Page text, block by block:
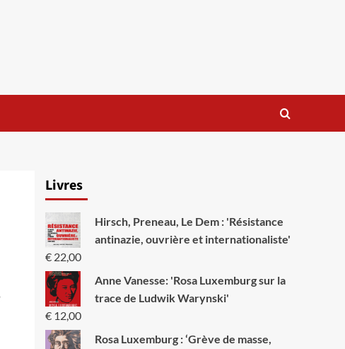
Livres
Hirsch, Preneau, Le Dem : 'Résistance
antinazie, ouvrière et internationaliste'
€22,00
Anne Vanesse: 'Rosa Luxemburg sur la
trace de Ludwik Warynski'
€12,00
Rosa Luxemburg : ‘Grève de masse,